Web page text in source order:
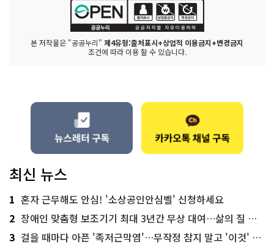
본 저작물은 "공공누리" 제4유형:출처표시+상업적 이용금지+변경금지
조건에 따라 이용 할 수 있습니다.
최신 뉴스
1 혼자 근무해도 안심! '소상공인안심벨' 신청하세요
2 장애인 맞춤형 보조기기 최대 3년간 무상 대여…삶의 질 높인다
3 걸을 때마다 아픈 '족저근막염'…무작정 참지 말고 '이것' 해보세요!